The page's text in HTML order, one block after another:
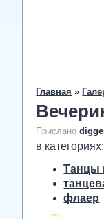
Главная »
Прислано
в категориях:
Танцы
флаер